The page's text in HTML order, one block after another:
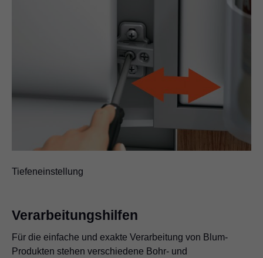
Tiefeneinstellung
Verarbeitungshilfen
Für die einfache und exakte Verarbeitung von Blum-
Produkten stehen verschiedene Bohr- und